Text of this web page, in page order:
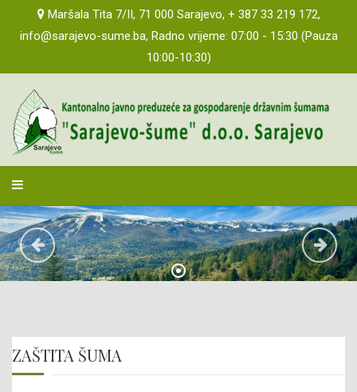
Maršala Tita 7/II, 71 000 Sarajevo, + 387 33 219 172,
info@sarajevo-sume.ba, Radno vrijeme: 07:00 - 15:30 (Pauza
10:00-10:30)
ZAŠTITA ŠUMA